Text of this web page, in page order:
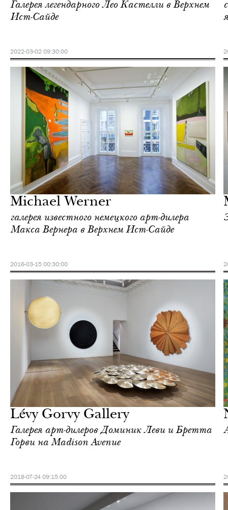
Галерея легендарного Лео Кастелли в Верхнем
Ист-Сайде
2022-03-02 09:30:00
Michael Werner
галерея известного немецкого арт-дилера
Макса Вернера в Верхнем Ист-Сайде
2016-03-15 00:30:00
Йорк
Lévy Gorvy Gallery
Галерея арт-дилеров Доминик Леви и Бретта
Горви на Madison Avenue
2018-07-24 09:15:00
Йорк